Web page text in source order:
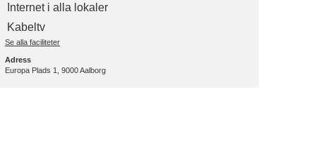
Internet i alla lokaler
Kabeltv
Se alla faciliteter
Adress
Europa Plads 1, 9000 Aalborg